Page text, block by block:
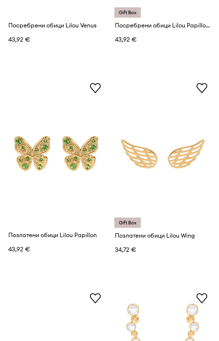
Посребрени обици Lilou Venus
43,92 €
Gift Box
Посребрени обици Lilou Papillon
43,92 €
Позлатени обици Lilou Papillon
43,92 €
Gift Box
Позлатени обици Lilou Wing
34,72 €